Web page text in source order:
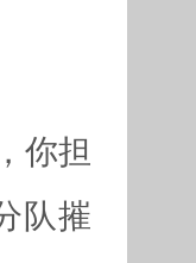
你担
队摧